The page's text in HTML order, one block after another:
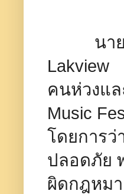
นายอา
Lakview
คนห่วงแ
Music
โดยการ
ปลอดภัย
ผิดกฎหมา